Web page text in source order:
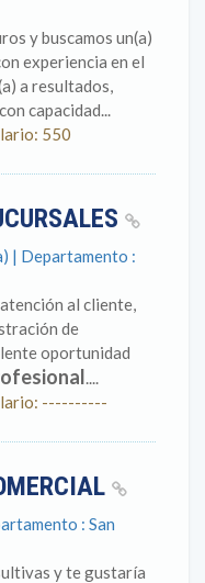
y buscamos un(a)
experiencia en el
a resultados,
capacidad...
550
| Departamento :
al cliente,
de
oportunidad
....
----------
: San
y te gustaría